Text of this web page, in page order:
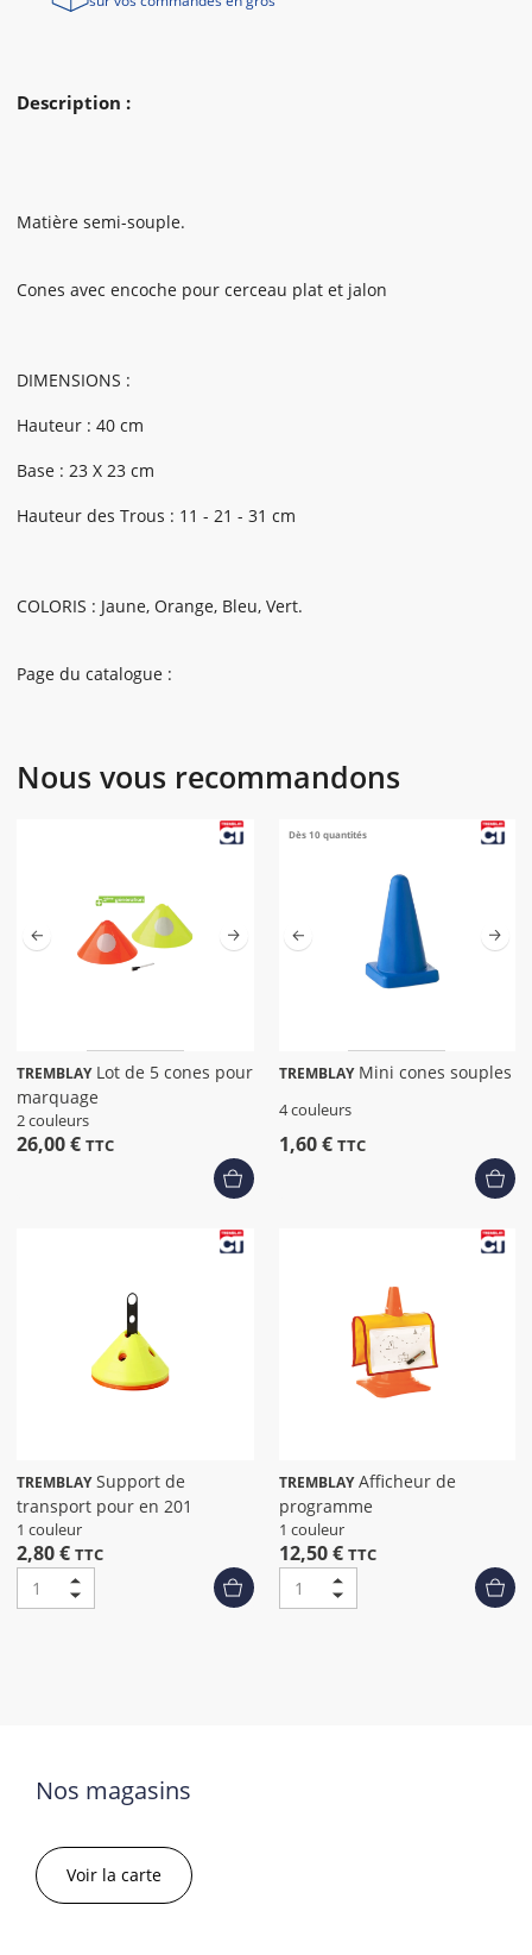
Description :
Matière semi-souple.
Cones avec encoche pour cerceau plat et jalon
DIMENSIONS :
Hauteur : 40 cm
Base : 23 X 23 cm
Hauteur des Trous : 11 - 21 - 31 cm
COLORIS : Jaune, Orange, Bleu, Vert.
Page du catalogue :
Nous vous recommandons
TREMBLAYLot de 5 cones pour
marquage
2 couleurs
26,00 € TTC
Dès 10 quantités
TREMBLAY Mini cones souples
4 couleurs
1,60 € TTC
TREMBLAYSupport de
transport pour en 201
1 couleur
2,80 € TTC
TREMBLAYAfficheur de
programme
1 couleur
12,50 € TTC
Nos magasins
Voir la carte